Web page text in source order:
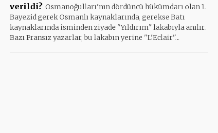
verildi? Osmanoğulları'nın dördüncü hükümdarı olan 1.
Bayezid gerek Osmanlı kaynaklarında, gerekse Batı
kaynaklarında isminden ziyade ''Yıldırım'' lakabıyla anılır.
Bazı Fransız yazarlar, bu lakabın yerine ''L'Eclair''...